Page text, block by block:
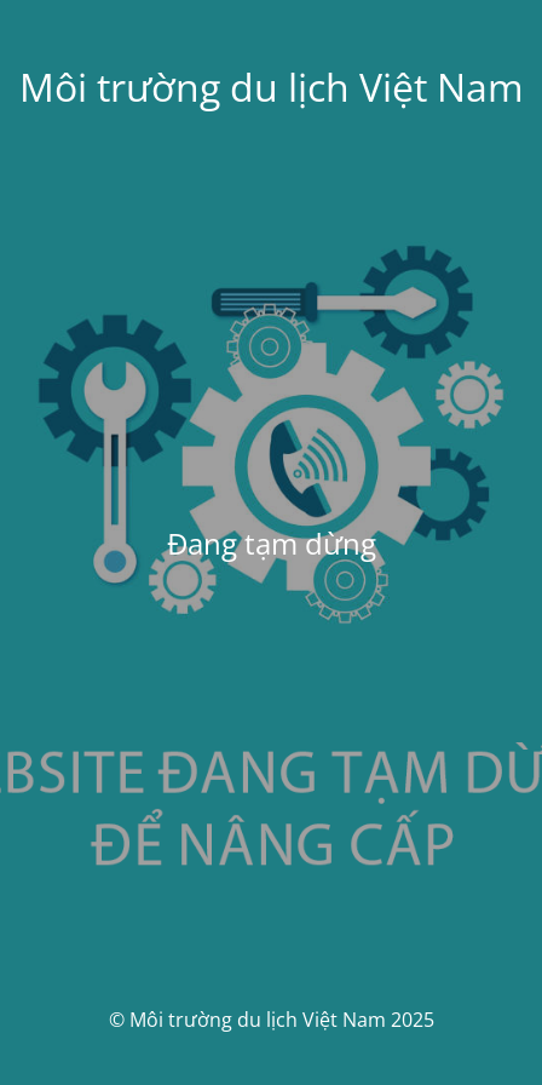
Môi trường du lịch Việt Nam
Đang tạm dừng
© Môi trường du lịch Việt Nam 2025